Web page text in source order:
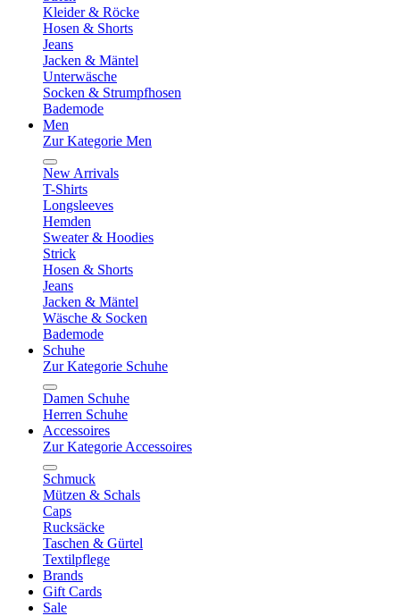
Kleider & Röcke
Hosen & Shorts
Jeans
Jacken & Mäntel
Unterwäsche
Socken & Strumpfhosen
Bademode
Men
Zur Kategorie Men
New Arrivals
T-Shirts
Longsleeves
Hemden
Sweater & Hoodies
Strick
Hosen & Shorts
Jeans
Jacken & Mäntel
Wäsche & Socken
Bademode
Schuhe
Zur Kategorie Schuhe
Damen Schuhe
Herren Schuhe
Accessoires
Zur Kategorie Accessoires
Schmuck
Mützen & Schals
Caps
Rucksäcke
Taschen & Gürtel
Textilpflege
Brands
Gift Cards
Sale